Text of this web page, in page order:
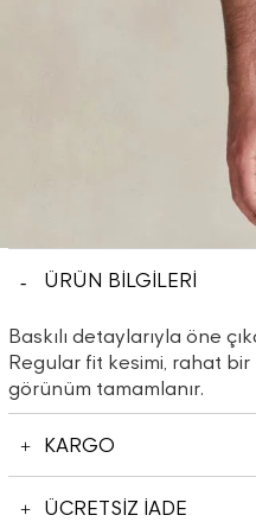
ÜRÜN BİLGİLERİ
Baskılı detaylarıyla öne
Regular fit kesimi, rahat bir
görünüm tamamlanır.
KARGO
ÜCRETSİZ İADE